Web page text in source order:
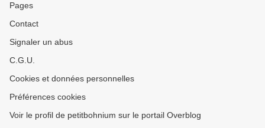
Pages
Contact
Signaler un abus
C.G.U.
Cookies et données personnelles
Préférences cookies
Voir le profil de petitbohnium sur le portail Overblog